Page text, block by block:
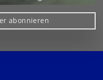
abonnieren